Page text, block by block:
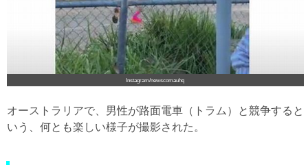
Instagram/newscomauhq
オーストラリアで、男性が路面電車（トラム）と競争すると
いう、何とも楽しい様子が撮影された。